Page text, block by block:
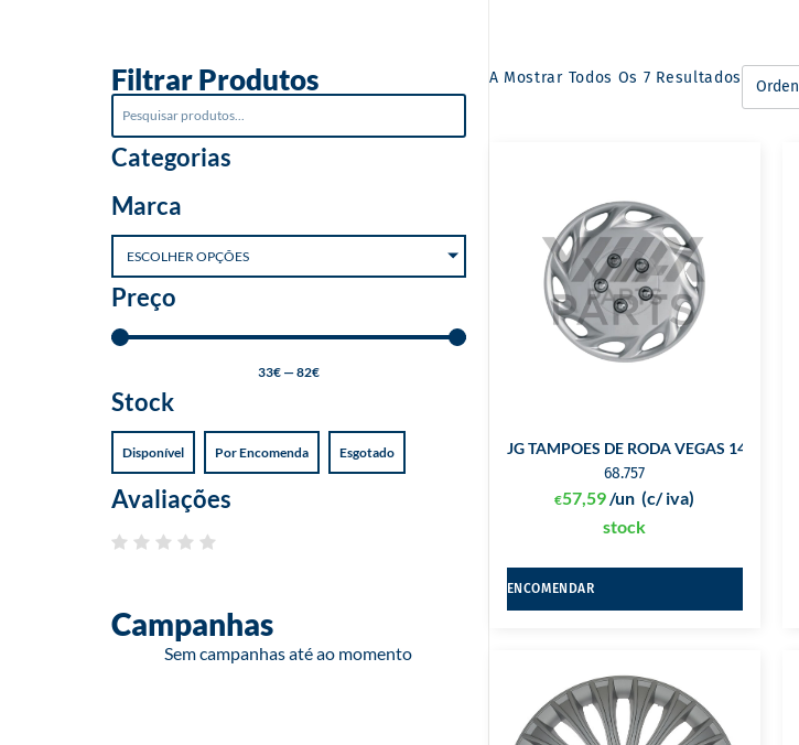
Filtrar Produtos
Categorias
Marca
ESCOLHER OPÇÕES
Preço
33€—82€
Stock
Disponível Por Encomenda Esgotado
Avaliações
Campanhas
Sem campanhas até ao momento
A Mostrar Todos Os 7 Resultados
JG TAMPOES DE RODA VEGAS 14″
68.757
€57,59 (c/ iva)
/un
stock
ENCOMENDAR